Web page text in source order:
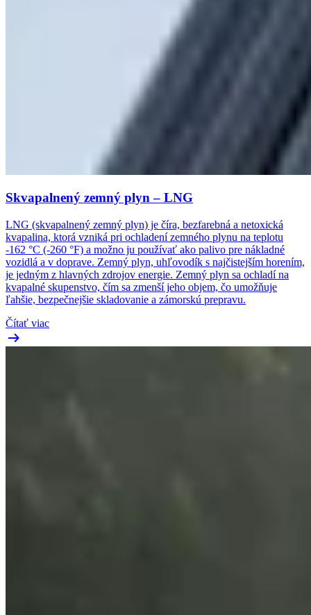
Skvapalnený zemný plyn – LNG
LNG (skvapalnený zemný plyn) je číra, bezfarebná a netoxická
kvapalina, ktorá vzniká pri ochladení zemného plynu na teplotu
-162 °C (-260 °F) a možno ju používať ako palivo pre nákladné
vozidlá a v doprave. Zemný plyn, uhľovodík s najčistejším horením,
je jedným z hlavných zdrojov energie. Zemný plyn sa ochladí na
kvapalné skupenstvo, čím sa zmenší jeho objem, čo umožňuje
ľahšie, bezpečnejšie skladovanie a zámorskú prepravu.
Čítať viac